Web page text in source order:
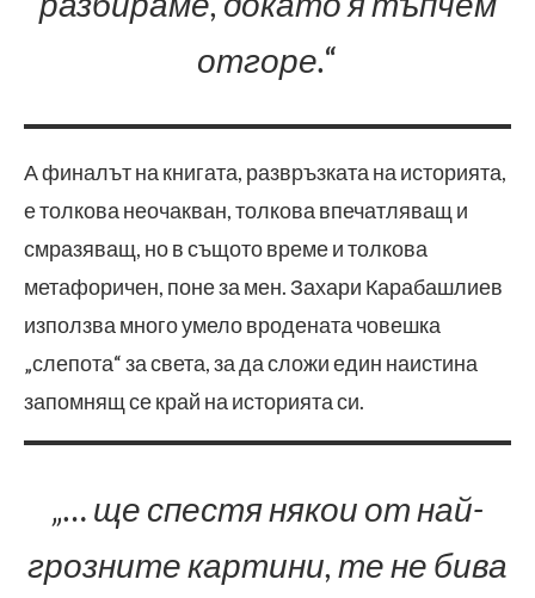
отгоре.“
А финалът на книгата, развръзката на историята,
е толкова неочакван, толкова впечатляващ и
смразяващ, но в същото време и толкова
метафоричен, поне за мен. Захари Карабашлиев
използва много умело вродената човешка
„слепота“ за света, за да сложи един наистина
запомнящ се край на историята си.
„… ще спестя някои от най-
грозните картини, те не бива